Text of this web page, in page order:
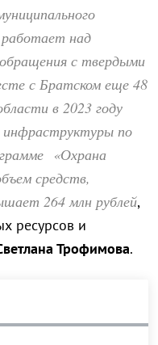
над
с твердыми
с Братском еще 48
в 2023 году
инфраструктуры по
«Охрана
средств,
264 млн рублей,
ресурсов и
Трофимова.